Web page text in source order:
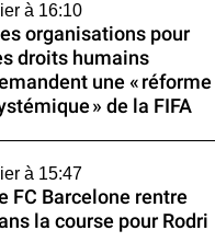
à 16:10
organisations pour
droits humains
une « réforme
» de la FIFA
à 15:47
FC Barcelone rentre
la course pour Rodri